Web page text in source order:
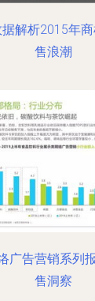
解析2015年
售浪潮
广告营销系列
售洞察